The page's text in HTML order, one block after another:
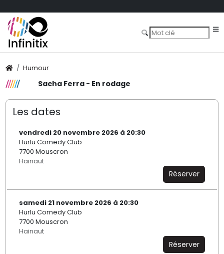
Humour
Sacha Ferra - En rodage
Les dates
vendredi 20 novembre 2026 à 20:30
Hurlu Comedy Club
7700 Mouscron
Hainaut
Réserver
samedi 21 novembre 2026 à 20:30
Hurlu Comedy Club
7700 Mouscron
Hainaut
Réserver